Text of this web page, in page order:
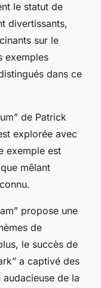
le statut de
divertissants,
sur le
exemples
dans ce
de Patrick
explorée avec
exemple est
mêlant
propose une
de
le succès de
a captivé des
de la